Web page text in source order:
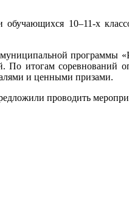
10–11-х
программы
По итогам соревнований
и ценными призами.
проводить